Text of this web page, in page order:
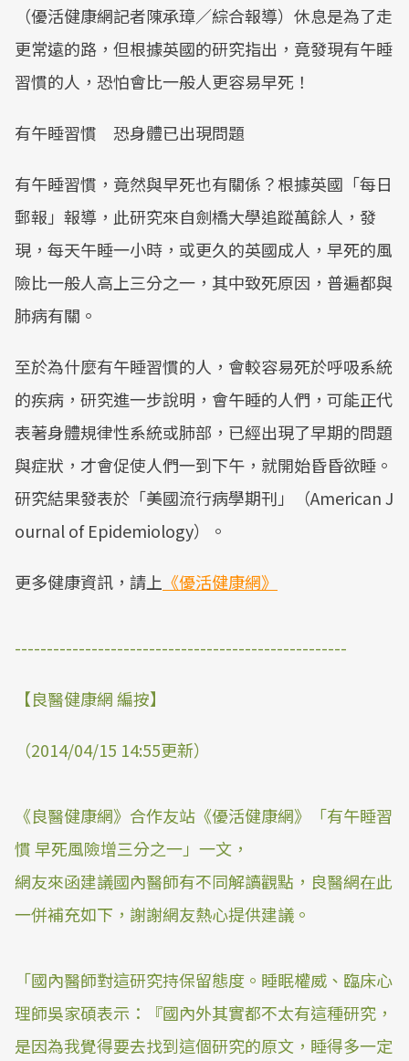
（優活健康網記者陳承璋／綜合報導）休息是為了走
更常遠的路，但根據英國的研究指出，竟發現有午睡
習慣的人，恐怕會比一般人更容易早死！
有午睡習慣 恐身體已出現問題
有午睡習慣，竟然與早死也有關係？根據英國「每日
郵報」報導，此研究來自劍橋大學追蹤萬餘人，發
現，每天午睡一小時，或更久的英國成人，早死的風
險比一般人高上三分之一，其中致死原因，普遍都與
肺病有關。
至於為什麼有午睡習慣的人，會較容易死於呼吸系統
的疾病，研究進一步說明，會午睡的人們，可能正代
表著身體規律性系統或肺部，已經出現了早期的問題
與症狀，才會促使人們一到下午，就開始昏昏欲睡。
研究結果發表於「美國流行病學期刊」（American J
ournal of Epidemiology）。
更多健康資訊，請上 《優活健康網》
----------------------------------------------------
【良醫健康網 編按】
（2014/04/15 14:55更新）
《良醫健康網》合作友站《優活健康網》「有午睡習
慣 早死風險增三分之一」一文，
網友來函建議國內醫師有不同解讀觀點，良醫網在此
一併補充如下，謝謝網友熱心提供建議。
「國內醫師對這研究持保留態度。睡眠權威、臨床心
理師吳家碩表示：『國內外其實都不太有這種研究，
是因為我覺得要去找到這個研究的原文，睡得多一定